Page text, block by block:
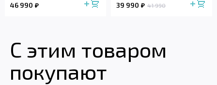
46 990 39 990 41 990
С этим товаром
покупают